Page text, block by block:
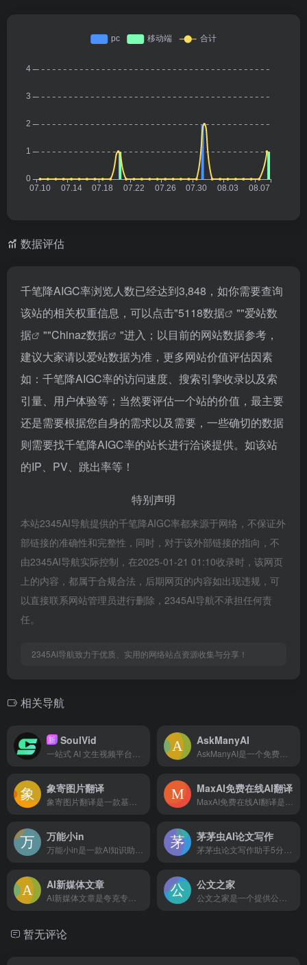
数据评估
千笔降AIGC率浏览人数已经达到3,848，如你需要查询
该站的相关权重信息，可以点击"5118数据 ""爱站数
据
""Chinaz数据
"进入；以目前的网站数据参考，
建议大家请以爱站数据为准，更多网站价值评估因素
如：千笔降AIGC率的访问速度、搜索引擎收录以及索
引量、用户体验等；当然要评估一个站的价值，最主要
还是需要根据您自身的需求以及需要，一些确切的数据
则需要找千笔降AIGC率的站长进行洽谈提供。如该站
的IP、PV、跳出率等！
特别声明
本站2345AI导航提供的千笔降AIGC率都来源于网络，不保证外
部链接的准确性和完整性，同时，对于该外部链接的指向，不
由2345AI导航实际控制，在2025-01-21 01:10收录时，该网页
上的内容，都属于合规合法，后期网页的内容如出现违规，可
以直接联系网站管理员进行删除，2345AI导航不承担任何责
任。
2345AI导航致力于优质、实用的网络站点资源收集与分享！
相关导航
新 SoulVid AskManyAI
象寄图片翻译 MaxAI免费在线AI翻译
万能小in 茅茅虫AI论文写作
AI新媒体文章 公文之家
暂无评论